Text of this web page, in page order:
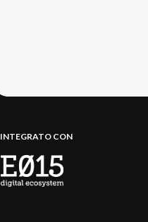
INTEGRATO CON